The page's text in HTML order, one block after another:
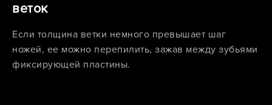
веток
Если толщина ветки немного превышает шаг
ножей, ее можно перепилить, зажав между зубьями
фиксирующей пластины.